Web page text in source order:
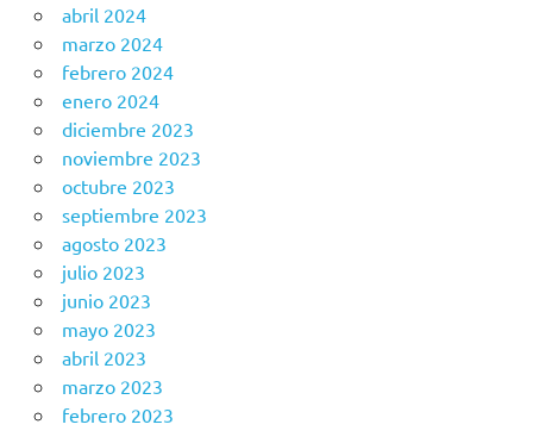
abril 2024
marzo 2024
febrero 2024
enero 2024
diciembre 2023
noviembre 2023
octubre 2023
septiembre 2023
agosto 2023
julio 2023
junio 2023
mayo 2023
abril 2023
marzo 2023
febrero 2023